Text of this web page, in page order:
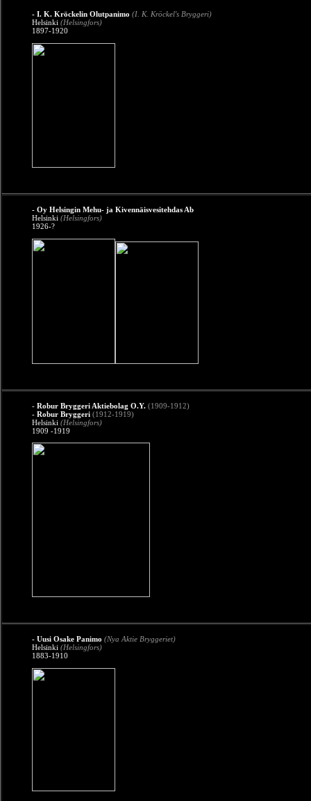
- I. K. Kröckelin Olutpanimo (I. K. Kröckel's Bryggeri)
Helsinki (Helsingfors)
1897-1920
- Oy Helsingin Mehu- ja Kivennäisvesitehdas Ab
Helsinki (Helsingfors)
1926-?
- Robur Bryggeri Aktiebolag O.Y. (1909-1912)
- Robur Bryggeri (1912-1919)
Helsinki (Helsingfors)
1909 -1919
- Uusi Osake Panimo (Nya Aktie Bryggeriet)
Helsinki (Helsingfors)
1883-1910